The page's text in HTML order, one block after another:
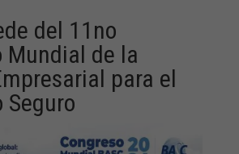
del 11no
Mundial de la
para el
Seguro